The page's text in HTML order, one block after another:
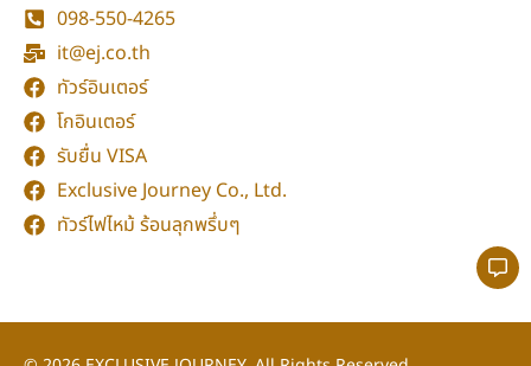
098-550-4265
it@ej.co.th
ทัวร์อินเตอร์
โกอินเตอร์
รับยื่น VISA
Exclusive Journey Co., Ltd.
ทัวร์ไฟไหม้ ร้อนลุกพรึ่บๆ